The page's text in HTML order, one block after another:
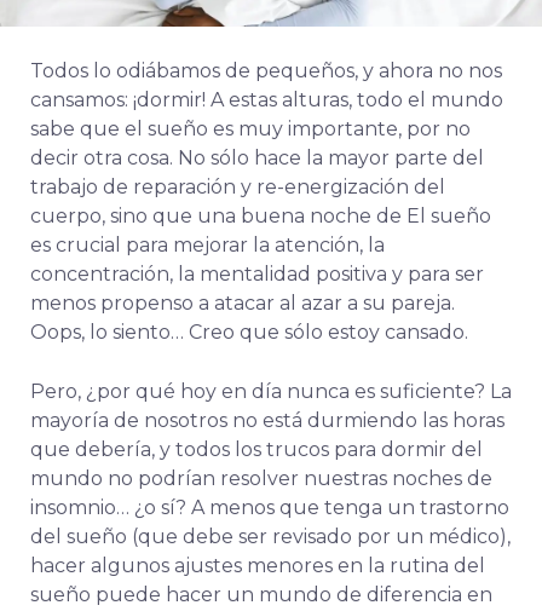
Todos lo odiábamos de pequeños, y ahora no nos
cansamos: ¡dormir! A estas alturas, todo el mundo
sabe que el sueño es muy importante, por no
decir otra cosa. No sólo hace la mayor parte del
trabajo de reparación y re-energización del
cuerpo, sino que una buena noche de El sueño
es crucial para mejorar la atención, la
concentración, la mentalidad positiva y para ser
menos propenso a atacar al azar a su pareja.
Oops, lo siento… Creo que sólo estoy cansado.
Pero, ¿por qué hoy en día nunca es suficiente? La
mayoría de nosotros no está durmiendo las horas
que debería, y todos los trucos para dormir del
mundo no podrían resolver nuestras noches de
insomnio… ¿o sí? A menos que tenga un trastorno
del sueño (que debe ser revisado por un médico),
hacer algunos ajustes menores en la rutina del
sueño puede hacer un mundo de diferencia en